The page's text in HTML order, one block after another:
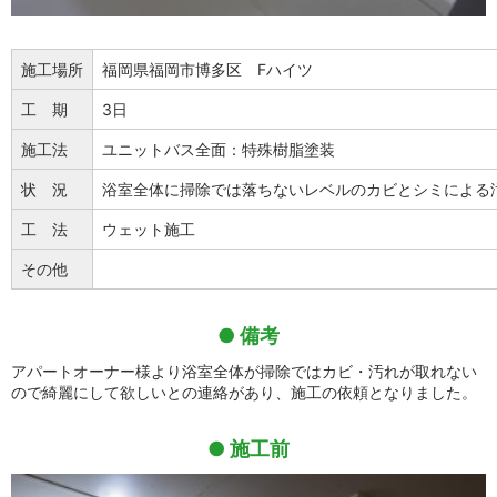
施工場所 福岡県福岡市博多区 Fハイツ
工 期 3日
施工法 ユニットバス全面：特殊樹脂塗装
状 況 浴室全体に掃除では落ちないレベルのカビとシミによる
工 法 ウェット施工
その他
備考
アパートオーナー様より浴室全体が掃除ではカビ・汚れが取れない
ので綺麗にして欲しいとの連絡があり、施工の依頼となりました。
施工前